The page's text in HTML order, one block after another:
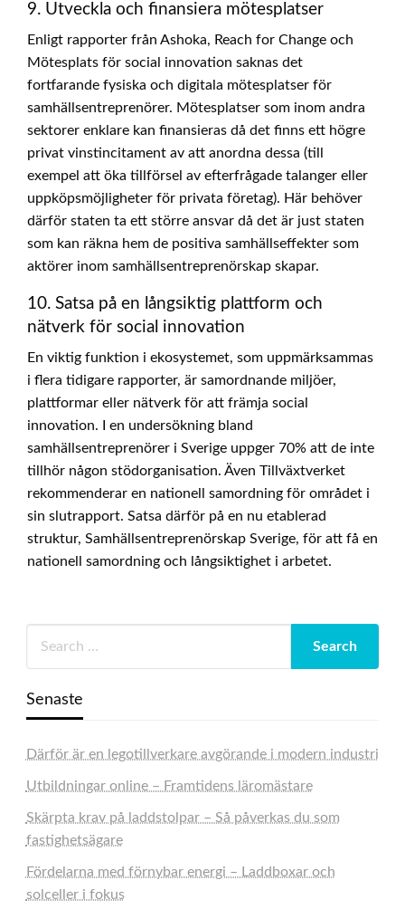
9. Utveckla och finansiera mötesplatser
Enligt rapporter från Ashoka, Reach for Change och
Mötesplats för social innovation saknas det
fortfarande fysiska och digitala mötesplatser för
samhällsentreprenörer. Mötesplatser som inom andra
sektorer enklare kan finansieras då det finns ett högre
privat vinstincitament av att anordna dessa (till
exempel att öka tillförsel av efterfrågade talanger eller
uppköpsmöjligheter för privata företag). Här behöver
därför staten ta ett större ansvar då det är just staten
som kan räkna hem de positiva samhällseffekter som
aktörer inom samhällsentreprenörskap skapar.
10. Satsa på en långsiktig plattform och
nätverk för social innovation
En viktig funktion i ekosystemet, som uppmärksammas
i flera tidigare rapporter, är samordnande miljöer,
plattformar eller nätverk för att främja social
innovation. I en undersökning bland
samhällsentreprenörer i Sverige uppger 70% att de inte
tillhör någon stödorganisation. Även Tillväxtverket
rekommenderar en nationell samordning för området i
sin slutrapport. Satsa därför på en nu etablerad
struktur, Samhällsentreprenörskap Sverige, för att få en
nationell samordning och långsiktighet i arbetet.
Senaste
Därför är en legotillverkare avgörande i modern industri
Utbildningar online – Framtidens läromästare
Skärpta krav på laddstolpar – Så påverkas du som
fastighetsägare
Fördelarna med förnybar energi – Laddboxar och
solceller i fokus